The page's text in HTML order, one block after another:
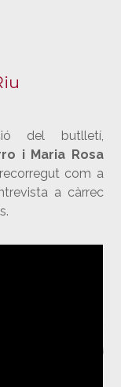
del butlletí,
i Maria Rosa
com a
a càrrec